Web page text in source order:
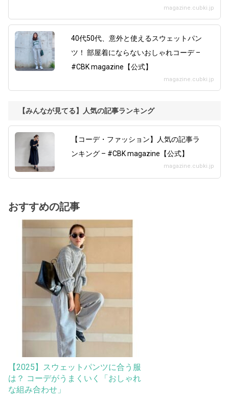
magazine.cubki.jp
40代50代、意外と使えるスウェットパン
ツ！ 部屋着にならないおしゃれコーデ –
#CBK magazine【公式】
magazine.cubki.jp
【みんなが見てる】人気の記事ランキング
【コーデ・ファッション】人気の記事ラ
ンキング – #CBK magazine【公式】
magazine.cubki.jp
おすすめの記事
【2025】スウェットパンツに合う服
は？ コーデがうまくいく「おしゃれ
な組み合わせ」